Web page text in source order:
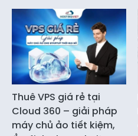
Thuê VPS giá rẻ tại
Cloud 360 – giải pháp
máy chủ ảo tiết kiệm,